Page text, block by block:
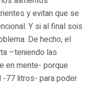
y evitan que se
Y si al final sois
De hecho, el
–teniendo las
en mente- porque
-77 litros- para poder